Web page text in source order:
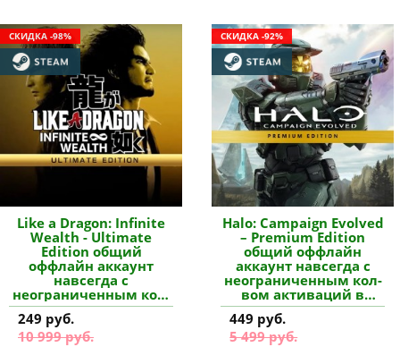
СКИДКА -98%
Like a Dragon: Infinite
Wealth - Ultimate
Edition общий
оффлайн аккаунт
навсегда с
неограниченным кол-
вом активаций в
Steam купить
249 руб.
10 999 руб.
СКИДКА -92%
Halo: Campaign Evolved
– Premium Edition
общий оффлайн
аккаунт навсегда с
неограниченным кол-
вом активаций в
Steam купить
449 руб.
5 499 руб.